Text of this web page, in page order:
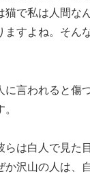
猫で私は人間な
ますよね。そん
に言われると傷
らは白人で見た
か沢山の人は、